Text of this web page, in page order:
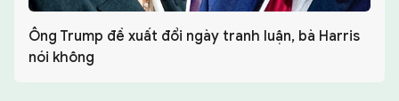
Ông Trump đề xuất đổi ngày tranh luận, bà Harris
nói không